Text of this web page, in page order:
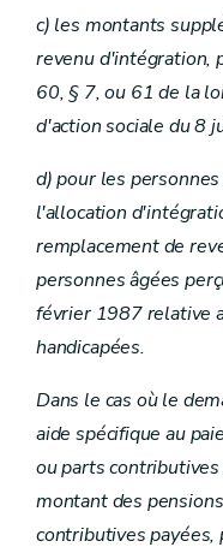
c) les montants
revenu d'intégration,
60, § 7, ou 61 de la
d'action sociale du 8
d) pour les
l'allocation
remplacement de
personnes âgées
février 1987 relative
handicapées.
Dans le cas où le
aide spécifique au
ou parts
montant des
contributives payées,